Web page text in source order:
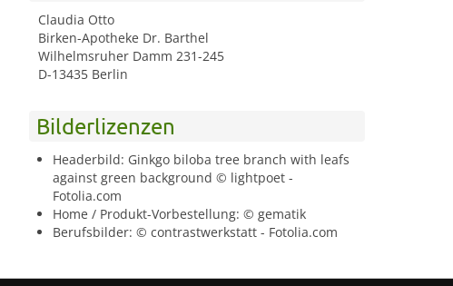
Claudia Otto
Birken-Apotheke Dr. Barthel
Wilhelmsruher Damm 231-245
D-13435 Berlin
Bilderlizenzen
Headerbild: Ginkgo biloba tree branch with leafs
against green background © lightpoet -
Fotolia.com
Home / Produkt-Vorbestellung: © gematik
Berufsbilder: © contrastwerkstatt - Fotolia.com